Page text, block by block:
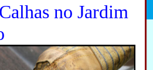
no Jardim